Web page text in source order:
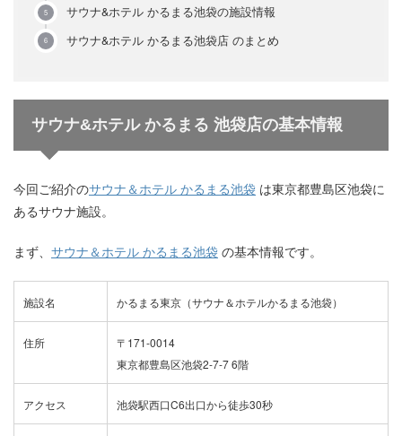
サウナ&ホテル かるまる池袋の施設情報
サウナ&ホテル かるまる池袋店 のまとめ
サウナ&ホテル かるまる 池袋店の基本情報
今回ご紹介のサウナ＆ホテル かるまる池袋 は東京都豊島区池袋に
あるサウナ施設。
まず、 サウナ＆ホテル かるまる池袋 の基本情報です。
施設名 かるまる東京（サウナ＆ホテルかるまる池袋）
住所
〒171-0014
東京都豊島区池袋2-7-7 6階
アクセス 池袋駅西口C6出口から徒歩30秒